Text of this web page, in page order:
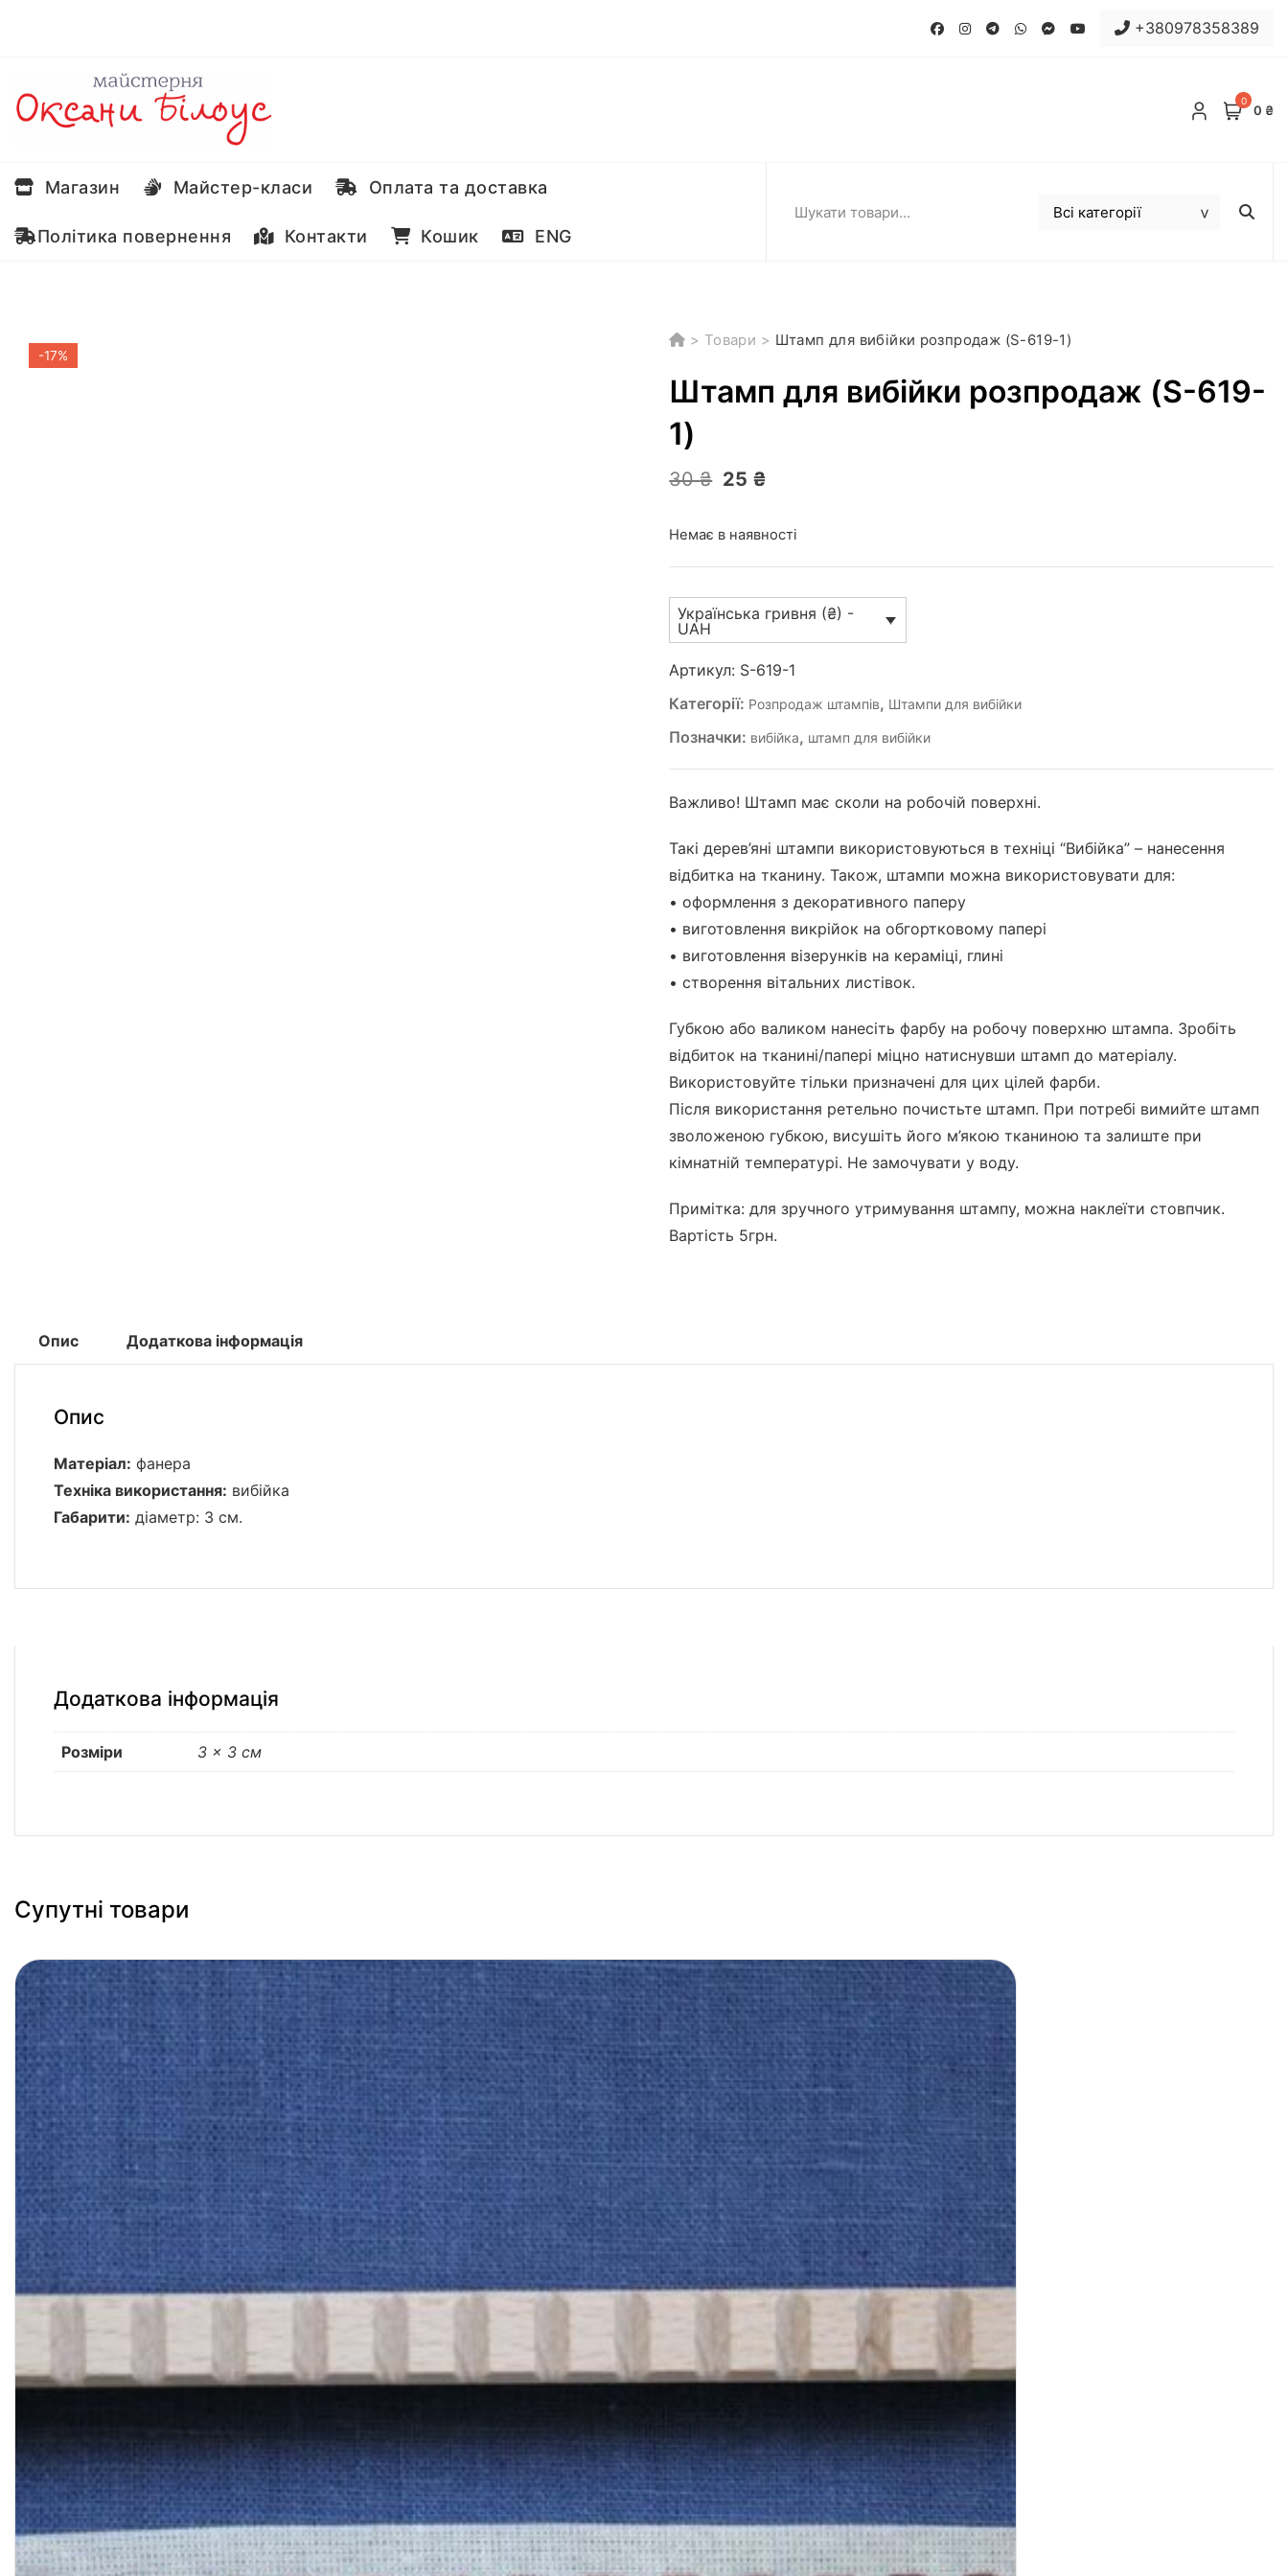
+380978358389
0
0 ₴
Магазин Майстер-класи Оплата та доставка
Політика повернення Контакти Кошик ENG
-17%
> Товари > Штамп для вибійки розпродаж (S-619-1)
Штамп для вибійки розпродаж (S-619-
1)
30₴ Оригінальна
25 ₴
Немає в наявності
Українська гривня (₴) -
UAH
Артикул: S-619-1
Категорії: Розпродаж штампів, Штампи для вибійки
Позначки: вибійка, штамп для вибійки
Важливо! Штамп має сколи на робочій поверхні.
Такі дерев’яні штампи використовуються в техніці “Вибійка” – нанесення
відбитка на тканину. Також, штампи можна використовувати для:
• оформлення з декоративного паперу
• виготовлення викрійок на обгортковому папері
• виготовлення візерунків на кераміці, глині
• створення вітальних листівок.
Губкою або валиком нанесіть фарбу на робочу поверхню штампа. Зробіть
відбиток на тканині/папері міцно натиснувши штамп до матеріалу.
Використовуйте тільки призначені для цих цілей фарби.
Після використання ретельно почистьте штамп. При потребі вимийте штамп
зволоженою губкою, висушіть його м’якою тканиною та залиште при
кімнатній температурі. Не замочувати у воду.
Примітка: для зручного утримування штампу, можна наклеїти стовпчик.
Вартість 5грн.
Опис Додаткова інформація
Опис
Матеріал: фанера
Техніка використання: вибійка
Габарити: діаметр: 3 см.
Додаткова інформація
Розміри 3 × 3 см
Супутні товари